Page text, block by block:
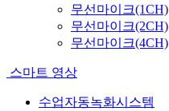
무선마이크(1CH)
무선마이크(2CH)
무선마이크(4CH)
스마트 영상
수업자동녹화시스템